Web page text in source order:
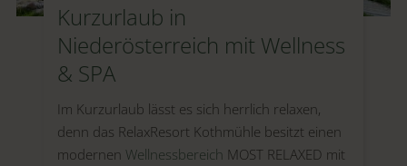
Kurzurlaub in
Niederösterreich mit Wellness
& SPA
Im Kurzurlaub lässt es sich herrlich relaxen,
denn das RelaxResort Kothmühle besitzt einen
modernen Wellnessbereich MOST RELAXED mit